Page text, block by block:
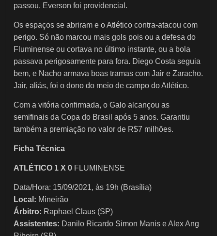
passou, Everson foi providencial.
Os espaços se abriram e o Atlético contra-atacou com
perigo. Só não marcou mais gols pois ou a defesa do
Fluminense ou cortava no último instante, ou a bola
passava perigosamente para fora. Diego Costa seguia
bem, e Nacho armava boas tramas com Jair e Zaracho.
Jair, aliás, foi o dono do meio de campo do Atlético.
Com a vitória confirmada, o Galo alcançou as
semifinais da Copa do Brasil após 5 anos. Garantiu
também a premiação no valor de R$7 milhões.
Ficha Técnica
ATLÉTICO 1 X 0 FLUMINENSE
Data/Hora: 15/09/2021, às 19h (Brasília)
Local: Mineirão
Árbitro: Raphael Claus (SP)
Assistentes: Danilo Ricardo Simon Manis e Alex Ang